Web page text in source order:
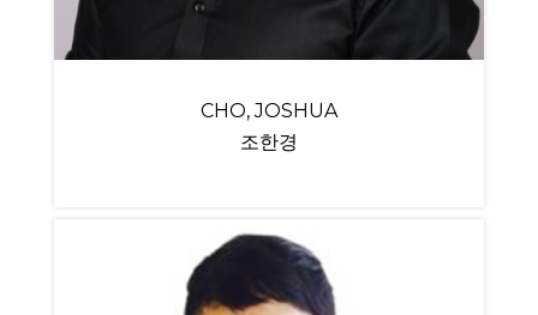
CHO, JOSHUA
조한경